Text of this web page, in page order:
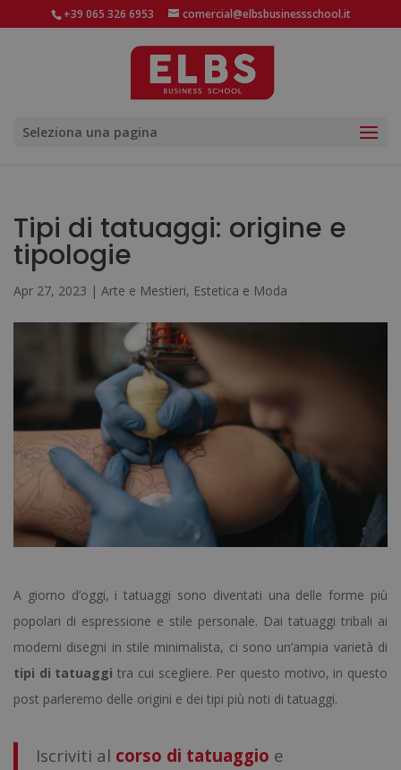
+39 065 326 6953 comercial@elbsbusinessschool.it
Seleziona una pagina
Tipi di tatuaggi: origine e
tipologie
Apr 27, 2023 | Arte e Mestieri, Estetica e Moda
A giorno d’oggi, i tatuaggi sono diventati una delle forme più
popolari di espressione e stile personale. Dai tatuaggi tribali ai
moderni disegni in stile minimalista, ci sono un’ampia varietà di
tipi di tatuaggi tra cui scegliere. Per questo motivo, in questo
post parleremo delle origini e dei tipi più noti di tatuaggi.
Iscriviti al corso di tatuaggio e